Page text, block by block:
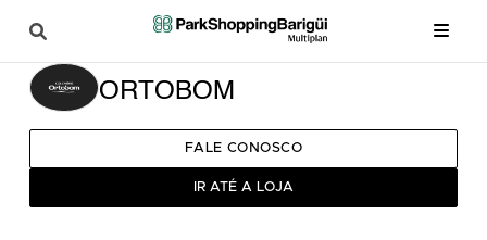
ORTOBOM
FALE CONOSCO
IR ATÉ A LOJA